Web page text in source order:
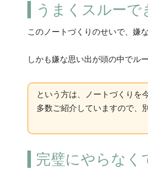
うまくスルー
このノートづくりのせいで、嫌
しかも嫌な思い出が頭の中で
という方は、ノートづくりを
多数ご紹介していますので、
完璧にやらなく